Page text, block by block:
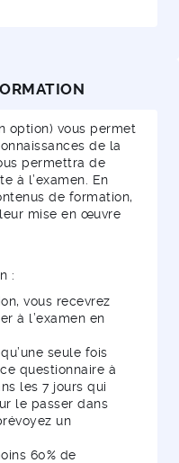
option) vous permet
de la
permettra de
à l’examen. En
de formation,
mise en œuvre
:
vous recevrez
à l’examen en
seule fois
questionnaire à
les 7 jours qui
le passer dans
un
60% de